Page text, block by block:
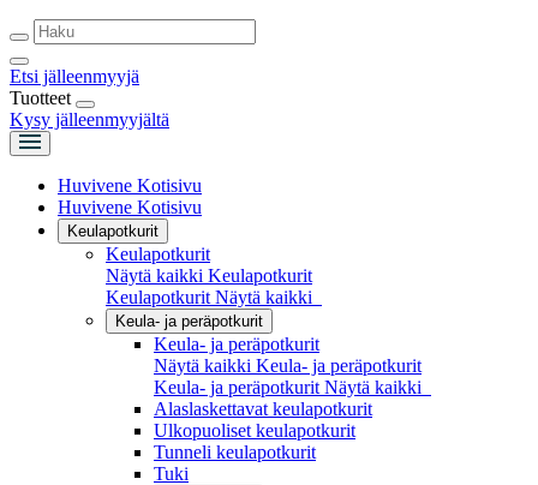
Etsi jälleenmyyjä
Tuotteet
Kysy jälleenmyyjältä
Huvivene Kotisivu
Huvivene Kotisivu
Keulapotkurit
Keulapotkurit
Näytä kaikki Keulapotkurit
Keulapotkurit Näytä kaikki
Keula- ja peräpotkurit
Keula- ja peräpotkurit
Näytä kaikki Keula- ja peräpotkurit
Keula- ja peräpotkurit Näytä kaikki
Alaslaskettavat keulapotkurit
Ulkopuoliset keulapotkurit
Tunneli keulapotkurit
Tuki